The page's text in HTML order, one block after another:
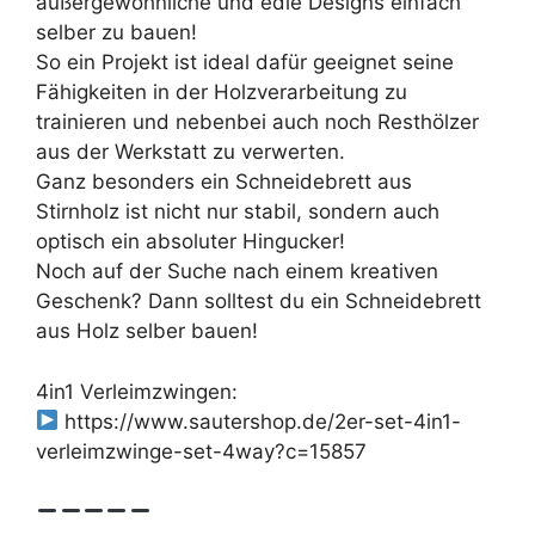
selber zu bauen!
So ein Projekt ist ideal dafür geeignet seine
Fähigkeiten in der Holzverarbeitung zu
trainieren und nebenbei auch noch Resthölzer
aus der Werkstatt zu verwerten.
Ganz besonders ein Schneidebrett aus
Stirnholz ist nicht nur stabil, sondern auch
optisch ein absoluter Hingucker!
Noch auf der Suche nach einem kreativen
Geschenk? Dann solltest du ein Schneidebrett
aus Holz selber bauen!
4in1 Verleimzwingen:
https://www.sautershop.de/2er-set-4in1-
verleimzwinge-set-4way?c=15857